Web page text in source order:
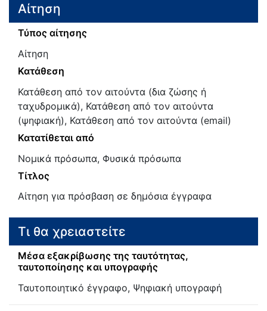
Αίτηση
Τύπος αίτησης
Αίτηση
Κατάθεση
Κατάθεση από τον αιτούντα (δια ζώσης ή
ταχυδρομικά), Κατάθεση από τον αιτούντα
(ψηφιακή), Κατάθεση από τον αιτούντα (email)
Κατατίθεται από
Νομικά πρόσωπα, Φυσικά πρόσωπα
Τίτλος
Αίτηση για πρόσβαση σε δημόσια έγγραφα
Τι θα χρειαστείτε
Μέσα εξακρίβωσης της ταυτότητας,
ταυτοποίησης και υπογραφής
Ταυτοποιητικό έγγραφο, Ψηφιακή υπογραφή